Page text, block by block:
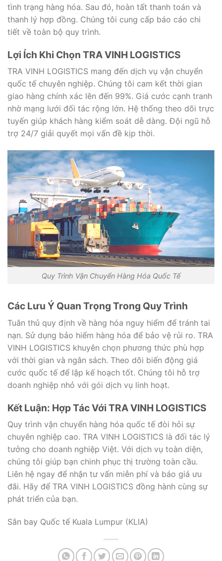
tình trạng hàng hóa. Sau đó, hoàn tất thanh toán và
thanh lý hợp đồng. Chúng tôi cung cấp báo cáo chi
tiết về toàn bộ quy trình.
Lợi Ích Khi Chọn TRA VINH LOGISTICS
TRA VINH LOGISTICS mang đến dịch vụ vận chuyển
quốc tế chuyên nghiệp. Chúng tôi cam kết thời gian
giao hàng chính xác lên đến 99%. Giá cước cạnh tranh
nhờ mạng lưới đối tác rộng lớn. Hệ thống theo dõi trực
tuyến giúp khách hàng kiểm soát dễ dàng. Đội ngũ hỗ
trợ 24/7 giải quyết mọi vấn đề kịp thời.
Quy Trình Vận Chuyển Hàng Hóa Quốc Tế
Các Lưu Ý Quan Trọng Trong Quy Trình
Tuân thủ quy định về hàng hóa nguy hiểm để tránh tai
nạn. Sử dụng bảo hiểm hàng hóa để bảo vệ rủi ro. TRA
VINH LOGISTICS khuyên chọn phương thức phù hợp
với thời gian và ngân sách. Theo dõi biến động giá
cước quốc tế để lập kế hoạch tốt. Chúng tôi hỗ trợ
doanh nghiệp nhỏ với gói dịch vụ linh hoạt.
Kết Luận: Hợp Tác Với TRA VINH LOGISTICS
Quy trình vận chuyển hàng hóa quốc tế đòi hỏi sự
chuyên nghiệp cao. TRA VINH LOGISTICS là đối tác lý
tưởng cho doanh nghiệp Việt. Với dịch vụ toàn diện,
chúng tôi giúp bạn chinh phục thị trường toàn cầu.
Liên hệ ngay để nhận tư vấn miễn phí và báo giá ưu
đãi. Hãy để TRA VINH LOGISTICS đồng hành cùng sự
phát triển của bạn.
Sân bay Quốc tế Kuala Lumpur (KLIA)